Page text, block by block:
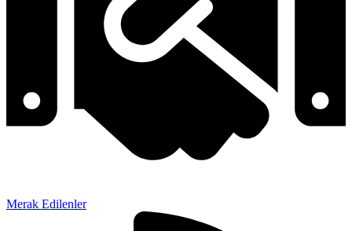
Merak Edilenler